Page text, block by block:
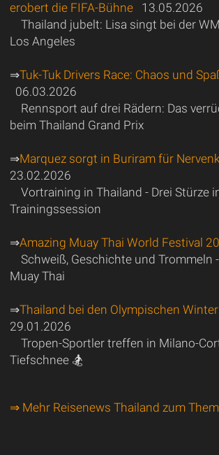
erobert die FIFA-Bühne13.05.2026
Thailand jubelt: Lisa singt bei der
Los Angeles
⇒Tuk-Tuk Drivers Race: Chaos und
06.03.2026
Rennsport auf drei Rädern: Das
beim Thailand Grand Prix
⇒Marquez sorgt in Buriram für
23.02.2026
Vortraining in Thailand - Drei Stürze
Trainingssession
⇒Amazing Muay Thai World Festival
Schweiß, Geschichte und Trommeln
Muay Thai
⇒Thailand bei den Olympischen
29.01.2026
Tropen-Sportler treffen in Milano-
Tiefschnee 🏂
⇒ Mehr Reisenews Thailand zum